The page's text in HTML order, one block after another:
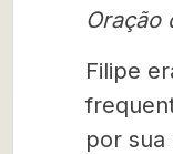
Oração
Filipe
por sua